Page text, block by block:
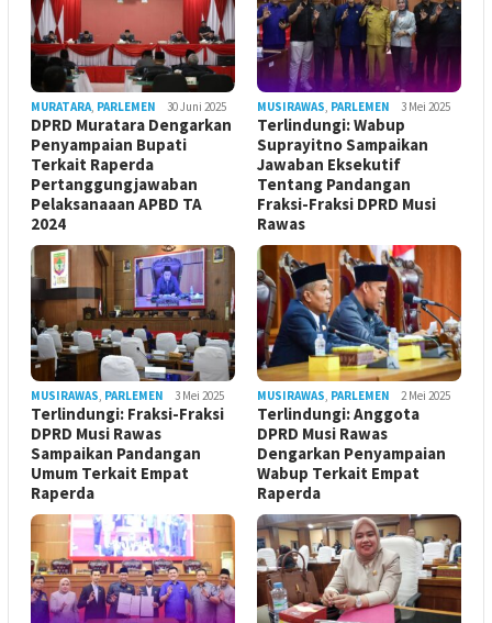
MURATARA, PARLEMEN 30 Juni 2025
DPRD Muratara Dengarkan
Penyampaian Bupati
Terkait Raperda
Pertanggungjawaban
Pelaksanaaan APBD TA
2024
MUSIRAWAS, PARLEMEN 3 Mei 2025
Terlindungi: Wabup
Suprayitno Sampaikan
Jawaban Eksekutif
Tentang Pandangan
Fraksi-Fraksi DPRD Musi
Rawas
MUSIRAWAS, PARLEMEN 3 Mei 2025
Terlindungi: Fraksi-Fraksi
DPRD Musi Rawas
Sampaikan Pandangan
Umum Terkait Empat
Raperda
MUSIRAWAS, PARLEMEN 2 Mei 2025
Terlindungi: Anggota
DPRD Musi Rawas
Dengarkan Penyampaian
Wabup Terkait Empat
Raperda